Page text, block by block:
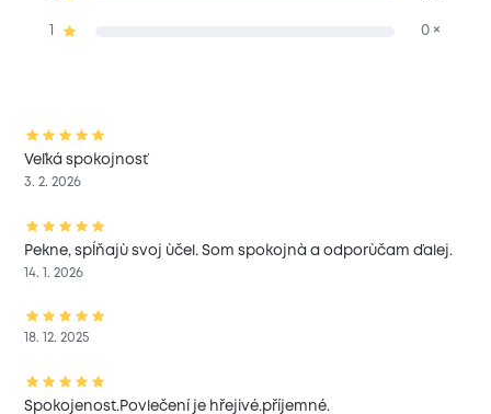
0 ×
Veľká spokojnosť
3. 2. 2026
Pekne, spĺňajù svoj ùčel. Som spokojnà a odporùčam ďalej.
14. 1. 2026
18. 12. 2025
Spokojenost.Povlečení je hřejivé.příjemné.